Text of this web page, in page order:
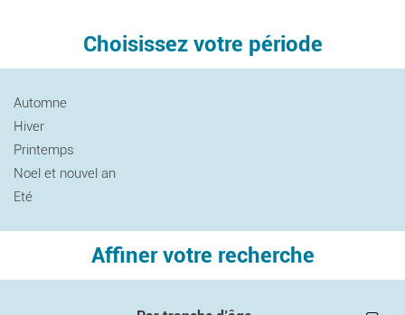
Choisissez votre période
Automne
Hiver
Printemps
Noel et nouvel an
Eté
Affiner votre recherche